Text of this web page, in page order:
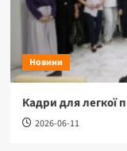
Новини
Кадри для легкої
2026-06-11